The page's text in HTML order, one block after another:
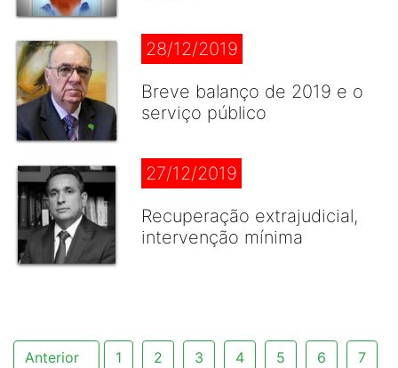
28/12/2019
Breve balanço de 2019 e o
serviço público
27/12/2019
Recuperação extrajudicial,
intervenção mínima
Anterior 1 2 3 4 5 6 7